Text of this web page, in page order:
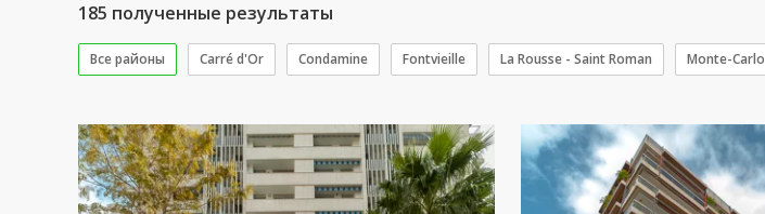
185 полученные результаты
Все районы Carré d'Or Condamine Fontvieille La Rousse - Saint Roman Monte-Carlo